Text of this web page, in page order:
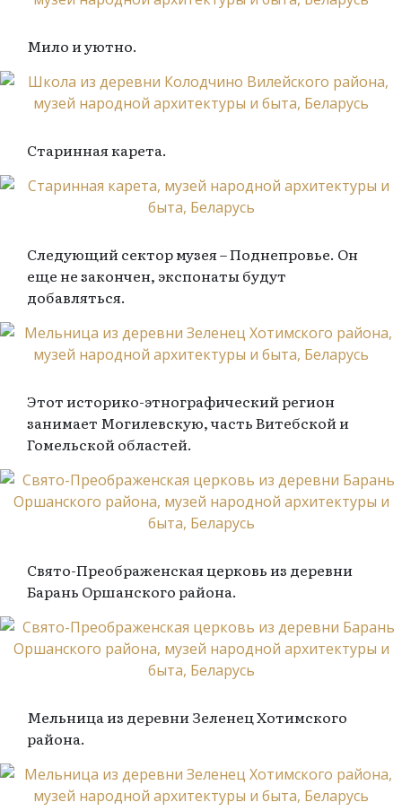
Мило и уютно.
Старинная карета.
Следующий сектор музея – Поднепровье. Он
еще не закончен, экспонаты будут
добавляться.
Этот историко-этнографический регион
занимает Могилевскую, часть Витебской и
Гомельской областей.
Свято-Преображенская церковь из деревни
Барань Оршанского района.
Мельница из деревни Зеленец Хотимского
района.